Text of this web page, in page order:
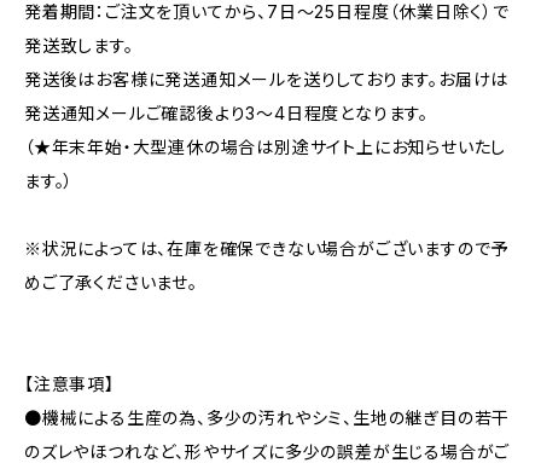
発着期間：ご注文を頂いてから、7日〜25日程度（休業日除く）で
発送致します。
発送後はお客様に発送通知メールを送りしております。お届けは
発送通知メールご確認後より3〜4日程度となります。
（★年末年始・大型連休の場合は別途サイト上にお知らせいたし
ます。）
※状況によっては、在庫を確保できない場合がございますので予
めご了承くださいませ。
【注意事項】
●機械による生産の為、多少の汚れやシミ、生地の継ぎ目の若干
のズレやほつれなど、形やサイズに多少の誤差が生じる場合がご